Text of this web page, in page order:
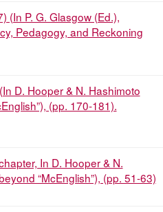
(In P. G. Glasgow (Ed.),
Pedagogy, and Reckoning
D. Hooper & N. Hashimoto
(pp. 170-181).
In D. Hooper & N.
“McEnglish”), (pp. 51-63)